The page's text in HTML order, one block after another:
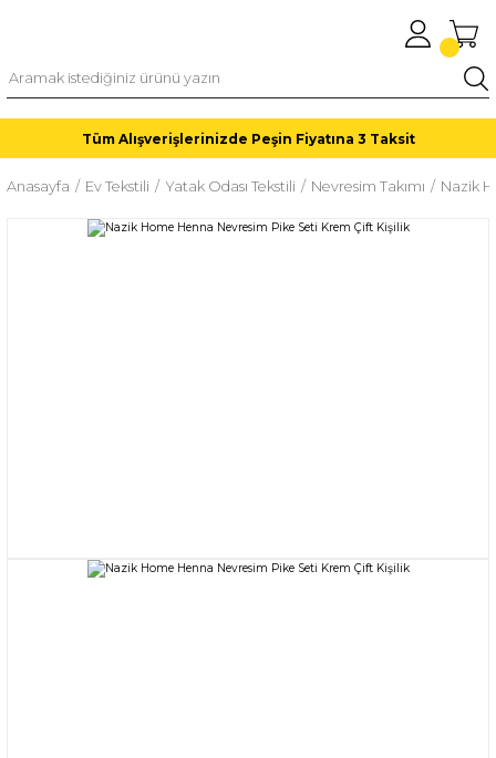
Tüm Alışverişlerinizde Peşin Fiyatına 3 Taksit
Anasayfa Ev Tekstili Yatak Odası Tekstili Nevresim Takımı Nazik